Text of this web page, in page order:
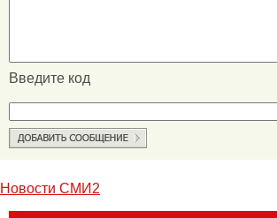
Введите код
Новости СМИ2